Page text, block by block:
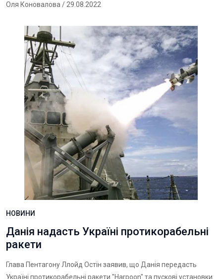
Оля Коновалова / 29.08.2022
НОВИНИ
Данія надасть Україні протикорабельні
ракети
Глава Пентагону Ллойд Остін заявив, що Данія передасть
Україні протикорабельні ракети "Harpoon" та пускові установки